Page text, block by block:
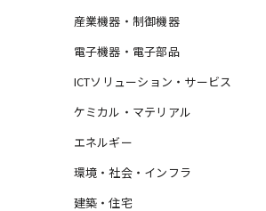
産業機器・制御機器
電子機器・電子部品
ICTソリューション・サービス
ケミカル・マテリアル
エネルギー
環境・社会・インフラ
建築・住宅